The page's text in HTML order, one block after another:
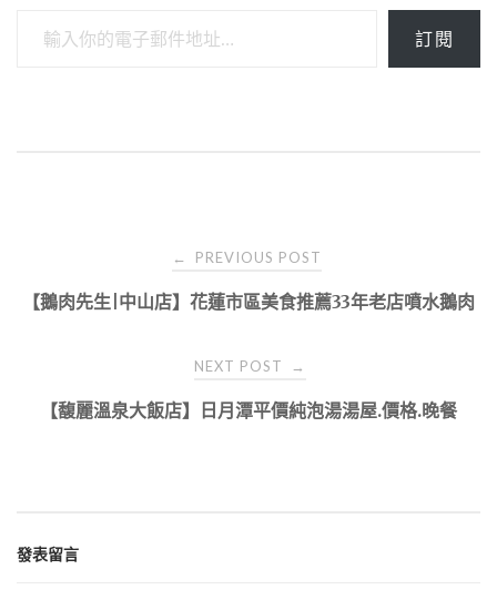
訂閱
navigation
← PREVIOUS POST
【鵝肉先生|中山店】花蓮市區美食推薦33年老店噴水鵝肉
NEXT POST →
【馥麗溫泉大飯店】日月潭平價純泡湯湯屋.價格.晚餐
發表留言